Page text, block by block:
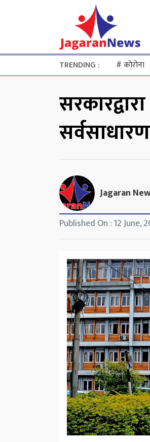
TRENDING : #कोरोना
Jagaran
Published On : 12 June,